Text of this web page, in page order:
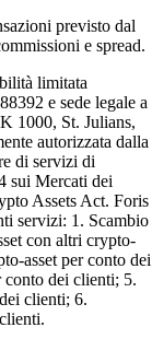
previsto dal
e spread.
limitata
e sede legale a
1000, St. Julians,
autorizzata dalla
di servizi di
sui Mercati dei
Assets Act. Foris
servizi: 1. Scambio
con altri crypto-
asset per conto dei
conto dei clienti; 5.
clienti; 6.